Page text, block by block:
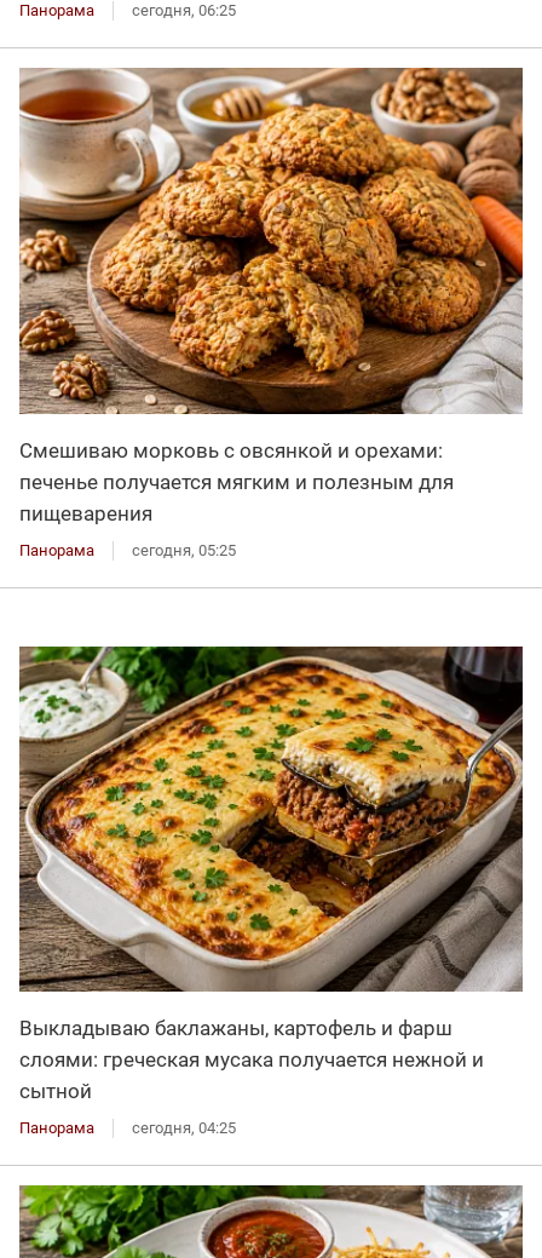
Панорама сегодня, 06:25
Смешиваю морковь с овсянкой и орехами:
печенье получается мягким и полезным для
пищеварения
Панорама сегодня, 05:25
Выкладываю баклажаны, картофель и фарш
слоями: греческая мусака получается нежной и
сытной
Панорама сегодня, 04:25